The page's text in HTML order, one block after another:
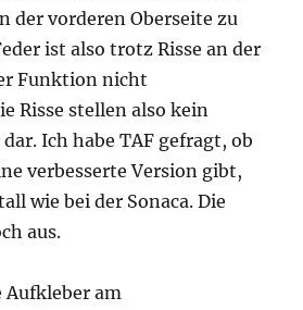
der vorderen Oberseite zu
ist also trotz Risse an der
Funktion nicht
Risse stellen also kein
Ich habe TAF gefragt, ob
verbesserte Version gibt,
wie bei der Sonaca. Die
aus.
Aufkleber am